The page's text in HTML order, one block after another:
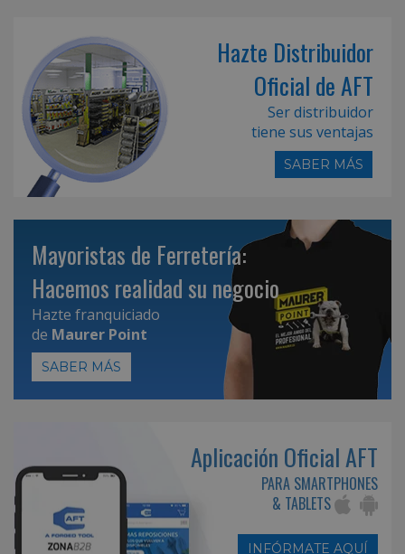
Hazte Distribuidor
Oficial de AFT
Ser distribuidor
tiene sus ventajas
SABER MÁS
Mayoristas de Ferretería:
Hacemos realidad su negocio
Hazte franquiciado
de Maurer Point
SABER MÁS
Aplicación Oficial AFT
PARA SMARTPHONES
& TABLETS
INFÓRMATE AQUÍ